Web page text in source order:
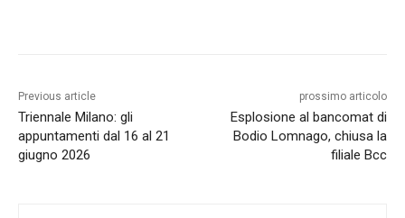
Previous article
Triennale Milano: gli
appuntamenti dal 16 al 21
giugno 2026
prossimo articolo
Esplosione al bancomat di
Bodio Lomnago, chiusa la
filiale Bcc